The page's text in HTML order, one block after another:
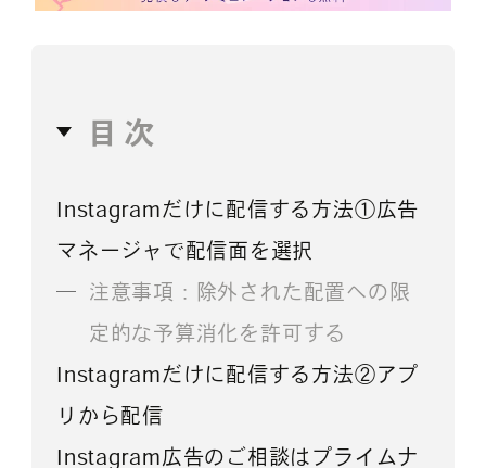
目次
Instagramだけに配信する方法①広告
マネージャで配信面を選択
注意事項：除外された配置への限
定的な予算消化を許可する
Instagramだけに配信する方法②アプ
リから配信
Instagram広告のご相談はプライムナ